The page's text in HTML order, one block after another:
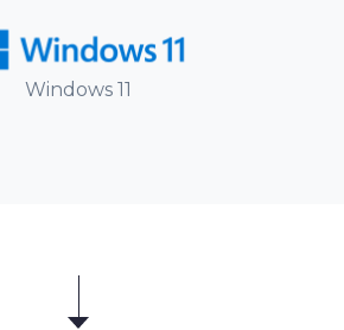
Windows 11